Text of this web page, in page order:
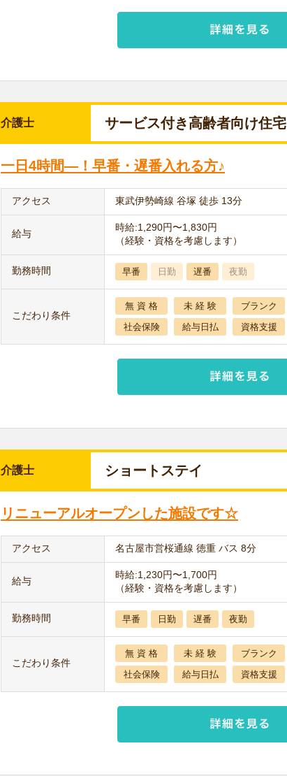
介護士 サービス付き高齢者向け住宅
一日4時間―！早番・遅番入れる方♪
アクセス 東武伊勢崎線 谷塚 徒歩 13分
給与
時給:1,290円〜1,830円
（経験・資格を考慮します）
勤務時間 早番 日勤 遅番 夜勤
こだわり条件
無 資 格 未 経 験 ブランク
社会保険
給与日払 資格支援
介護士 ショートステイ
リニューアルオープンした施設です☆
アクセス 名古屋市営桜通線 徳重 バス 8分
給与
時給:1,230円〜1,700円
（経験・資格を考慮します）
勤務時間 早番 日勤 遅番 夜勤
こだわり条件
無 資 格 未 経 験 ブランク
社会保険
給与日払 資格支援